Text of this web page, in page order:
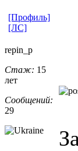
[Профиль]
[ЛС]
repin_p
Стаж: 15
лет
Сообщений:
29